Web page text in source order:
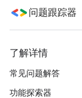
问题跟踪器
了解详情
常见问题解答
功能探索器